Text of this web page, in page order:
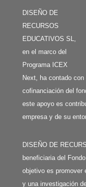
DISEÑO DE
RECURSOS
EDUCATIVOS SL,
en el marco del
Programa ICEX
Next, ha contado
cofinanciación del
este apoyo es
empresa y de su
DISEÑO DE
beneficiaria del
objetivo es promover
y una investigación